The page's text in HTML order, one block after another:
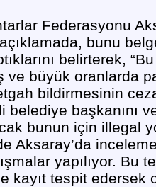
Federasyonu
açıklamada, bunu
belirterek,
ve büyük oranlarda
bildirmesinin
belediye başkanını
bunun için illegal
Aksaray’da
yapılıyor. Bu
kayıt tespit edersek